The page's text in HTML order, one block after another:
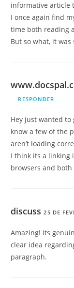
informative article
I once again find
time both reading
But so what, it
RESPONDER
Hey just wanted
know a few of the
aren’t loading
I think its a linking
browsers and
discuss 25 DE
Amazing! Its
clear idea
paragraph.